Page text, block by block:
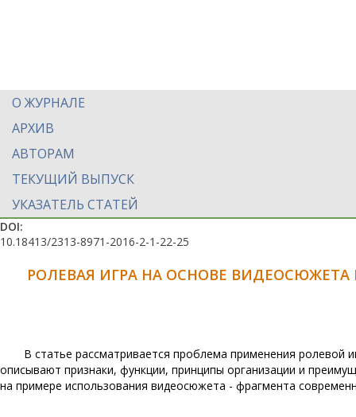
О ЖУРНАЛЕ
АРХИВ
АВТОРАМ
ТЕКУЩИЙ ВЫПУСК
УКАЗАТЕЛЬ СТАТЕЙ
DOI:
10.18413/2313-8971-2016-2-1-22-25
РОЛЕВАЯ ИГРА НА ОСНОВЕ ВИДЕОСЮЖЕТА
В статье рассматривается проблема применения ролевой
описывают признаки, функции, принципы организации и
на примере использования видеосюжета - фрагмента